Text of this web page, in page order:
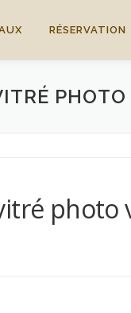
RÉSERVATION
photo